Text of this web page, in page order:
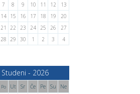
7
8 9 10 11 12
13
14 15 16 17 18 19
20
21
22 23 24 25 26
27
28
29 30 1 2 3 4
Studeni - 2026
Po Ut Sr Če Pe Su
Ne